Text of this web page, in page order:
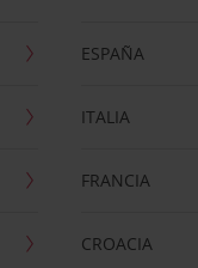
ESPAÑA
ITALIA
FRANCIA
CROACIA